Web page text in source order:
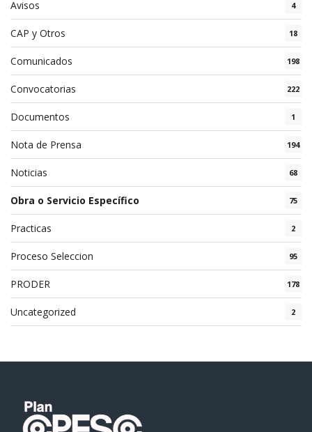
g
a
t
i
o
n
Avisos 4
CAP y Otros 18
Comunicados 198
Convocatorias 222
Documentos 1
Nota de Prensa 194
Noticias 68
Obra o Servicio Específico 75
Practicas 2
Proceso Seleccion 95
PRODER 178
Uncategorized 2